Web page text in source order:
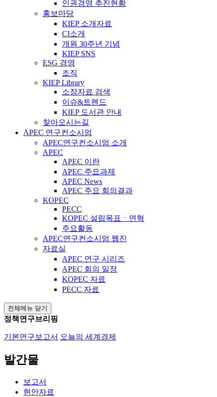
인권경영 추진현황
홍보마당
KIEP 소개자료
CI소개
개원 30주년 기념
KIEP SNS
ESG 경영
조직
KIEP Library
소장자료 검색
이슈&트렌드
KIEP 도서관 안내
찾아오시는길
APEC 연구컨소시엄
APEC연구컨소시엄 소개
APEC
APEC 이란
APEC 주요과제
APEC News
APEC 주요 회의결과
KOPEC
PECC
KOPEC 설립목표ㆍ연혁
주요활동
APEC연구컨소시엄 웹진
자료실
APEC 연구 시리즈
APEC 회의 일정
KOPEC 자료
PECC 자료
전체메뉴 닫기
정책연구브리핑
기본연구보고서 오늘의 세계경제
발간물
보고서
현안자료